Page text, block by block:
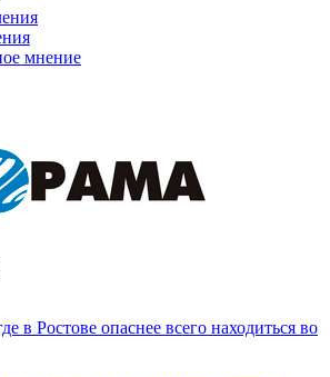
мнение
в Ростове опаснее всего находиться во